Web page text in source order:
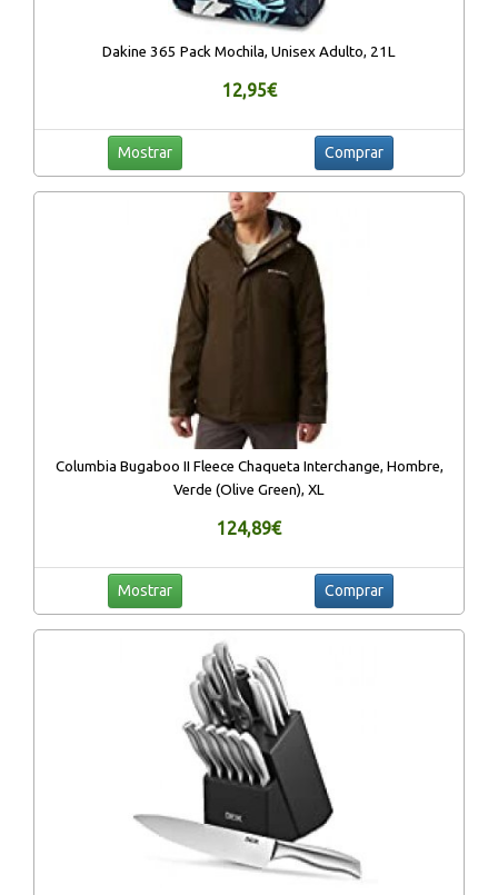
Dakine 365 Pack Mochila, Unisex Adulto, 21L
12,95€
Mostrar Comprar
Columbia Bugaboo II Fleece Chaqueta Interchange, Hombre,
Verde (Olive Green), XL
124,89€
Mostrar Comprar